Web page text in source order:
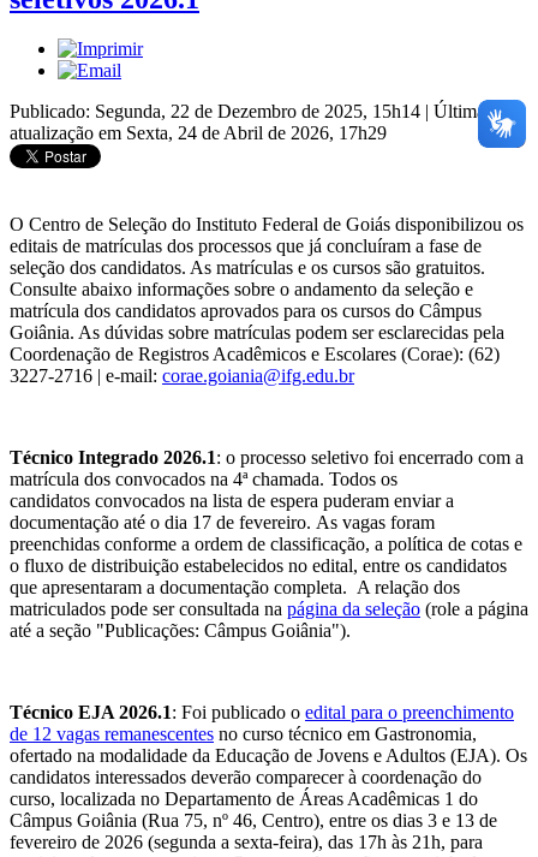
Publicado: Segunda, 22 de Dezembro de 2025, 15h14 | Última
atualização em Sexta, 24 de Abril de 2026, 17h29
O Centro de Seleção do Instituto Federal de Goiás disponibilizou os
editais de matrículas dos processos que já concluíram a fase de
seleção dos candidatos. As matrículas e os cursos são gratuitos.
Consulte abaixo informações sobre o andamento da seleção e
matrícula dos candidatos aprovados para os cursos do Câmpus
Goiânia. As dúvidas sobre matrículas podem ser esclarecidas pela
Coordenação de Registros Acadêmicos e Escolares (Corae): (62)
3227-2716 | e-mail: corae.goiania@ifg.edu.br
Técnico Integrado 2026.1: o processo seletivo foi encerrado com a
matrícula dos convocados na 4ª chamada. Todos os
candidatos convocados na lista de espera puderam enviar a
documentação até o dia 17 de fevereiro. As vagas foram
preenchidas conforme a ordem de classificação, a política de cotas e
o fluxo de distribuição estabelecidos no edital, entre os candidatos
que apresentaram a documentação completa. A relação dos
matriculados pode ser consultada na página da seleção (role a página
até a seção "Publicações: Câmpus Goiânia").
Técnico EJA 2026.1: Foi publicado o edital para o preenchimento
de 12 vagas remanescentes no curso técnico em Gastronomia,
ofertado na modalidade da Educação de Jovens e Adultos (EJA). Os
candidatos interessados deverão comparecer à coordenação do
curso, localizada no Departamento de Áreas Acadêmicas 1 do
Câmpus Goiânia (Rua 75, nº 46, Centro), entre os dias 3 e 13 de
fevereiro de 2026 (segunda a sexta-feira), das 17h às 21h, para